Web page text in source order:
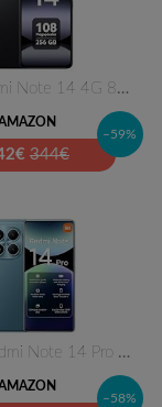
Xiaomi Redmi Note 14 4G 8GB RA…
€ 344€
–59%
XIAOMI Redmi Note 14 Pro 8+256…
–58%